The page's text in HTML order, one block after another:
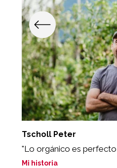
Tscholl Peter
"Lo orgánico es
Mi historia